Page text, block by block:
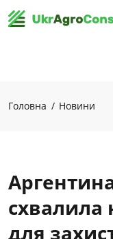
Головна Новини
схвалила
для